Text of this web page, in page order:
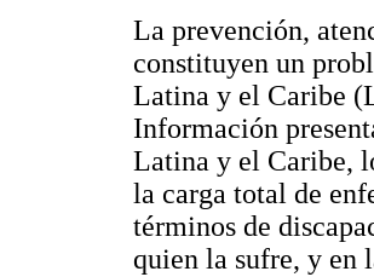
La prevención,
constituyen un
Latina y el Caribe
Información
Latina y el Caribe,
la carga total de
términos de
quien la sufre, y en